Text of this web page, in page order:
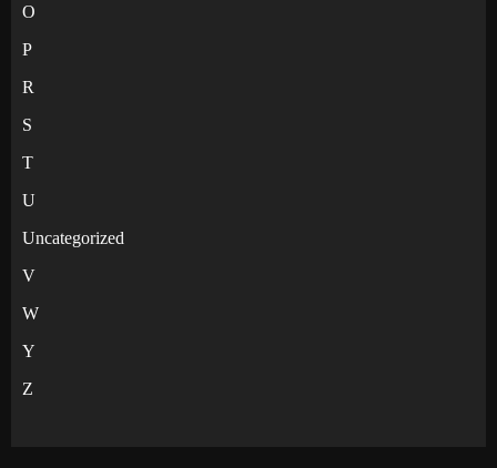
O
P
R
S
T
U
Uncategorized
V
W
Y
Z